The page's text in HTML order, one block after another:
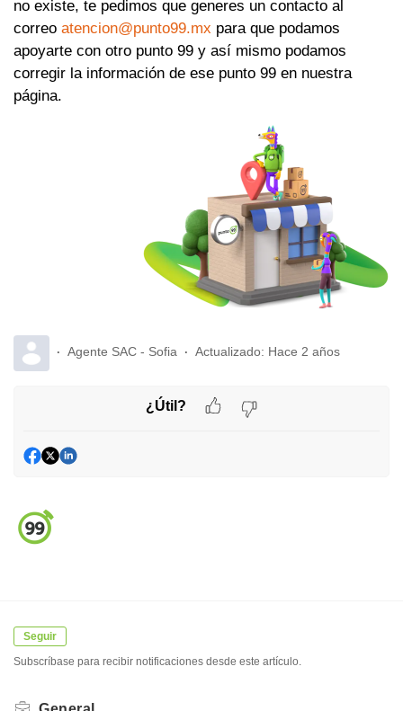
no existe, te pedimos que generes un contacto al
correo atencion@punto99.mx para que podamos
apoyarte con otro punto 99 y así mismo podamos
corregir la información de ese punto 99 en nuestra
página.
Agente SAC - Sofia Actualizado: Hace 2 años
¿Útil?
Seguir
Subscríbase para recibir notificaciones desde este artículo.